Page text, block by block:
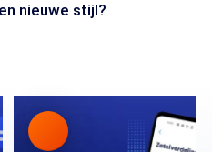
nieuwe stijl?